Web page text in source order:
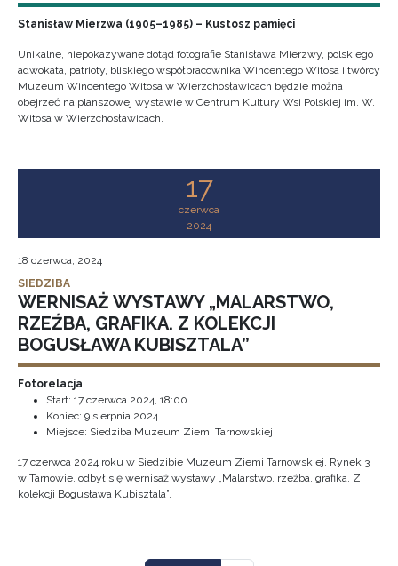
Stanisław Mierzwa (1905–1985) – Kustosz pamięci
Unikalne, niepokazywane dotąd fotografie Stanisława Mierzwy, polskiego
adwokata, patrioty, bliskiego współpracownika Wincentego Witosa i twórcy
Muzeum Wincentego Witosa w Wierzchosławicach będzie można
obejrzeć na planszowej wystawie w Centrum Kultury Wsi Polskiej im. W.
Witosa w Wierzchosławicach.
17
czerwca
2024
18 czerwca, 2024
SIEDZIBA
WERNISAŻ WYSTAWY „MALARSTWO,
RZEŹBA, GRAFIKA. Z KOLEKCJI
BOGUSŁAWA KUBISZTALA”
Fotorelacja
Start: 17 czerwca 2024, 18:00
Koniec: 9 sierpnia 2024
Miejsce: Siedziba Muzeum Ziemi Tarnowskiej
17 czerwca 2024 roku w Siedzibie Muzeum Ziemi Tarnowskiej, Rynek 3
w Tarnowie, odbył się wernisaż wystawy „Malarstwo, rzeźba, grafika. Z
kolekcji Bogusława Kubisztala”.